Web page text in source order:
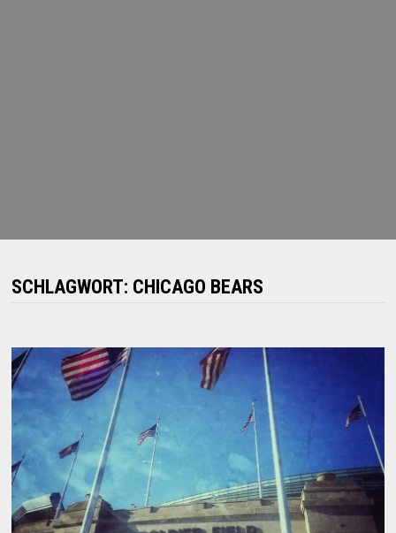
SCHLAGWORT: CHICAGO BEARS